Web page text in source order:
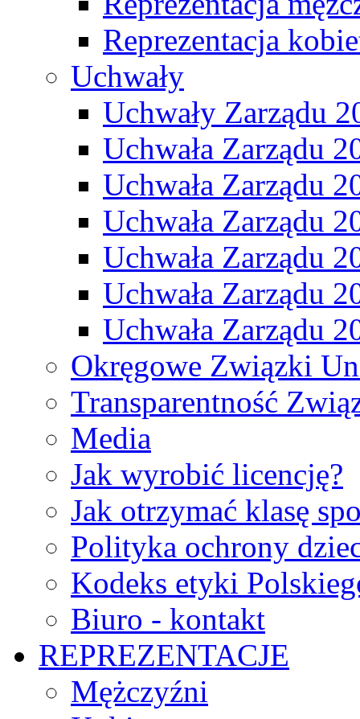
Reprezentacja
Uchwały
Uchwały Zarządu
Uchwała Zarządu
Uchwała Zarządu
Uchwała Zarządu
Uchwała Zarządu
Uchwała Zarządu
Uchwała Zarządu
Okręgowe Związki
Transparentność
Media
Jak wyrobić licencję?
Jak otrzymać klasę
Polityka ochrony
Kodeks etyki
Biuro - kontakt
REPREZENTACJE
Mężczyźni